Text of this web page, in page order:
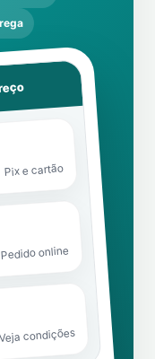
Pix e cartão
Pedido online
Veja condições